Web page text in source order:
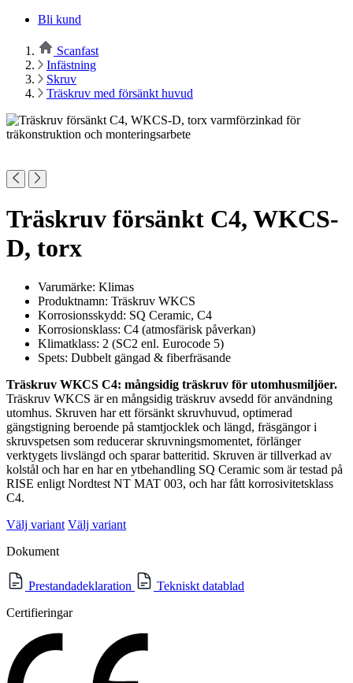
Bli kund
Scanfast
Infästning
Skruv
Träskruv med försänkt huvud
Träskruv försänkt C4, WKCS-
D, torx
Varumärke: Klimas
Produktnamn: Träskruv WKCS
Korrosionsskydd: SQ Ceramic, C4
Korrosionsklass: C4 (atmosfärisk påverkan)
Klimatklass: 2 (SC2 enl. Eurocode 5)
Spets: Dubbelt gängad & fiberfräsande
Träskruv WKCS C4: mångsidig träskruv för utomhusmiljöer.
Träskruv WKCS är en mångsidig träskruv avsedd för användning
utomhus. Skruven har ett försänkt skruvhuvud, optimerad
gängstigning beroende på stamtjocklek och längd, fräsgängor i
skruvspetsen som reducerar skruvningsmomentet, förlänger
verktygets livslängd och sparar batteritid. Skruven är tillverkad av
kolstål och har en har en ytbehandling SQ Ceramic som är testad på
RISE enligt Nordtest NT MAT 003, och har fått korrosivitetsklass
C4.
Välj variant Välj variant
Dokument
Prestandadeklaration
Tekniskt datablad
Certifieringar